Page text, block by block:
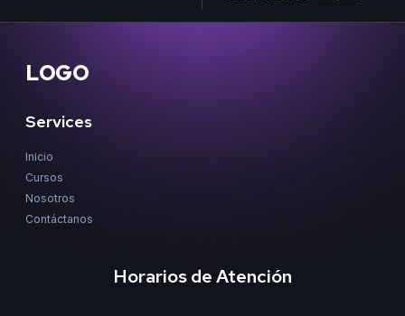
LOGO
Services
Inicio
Cursos
Nosotros
Contáctanos
Horarios de Atención